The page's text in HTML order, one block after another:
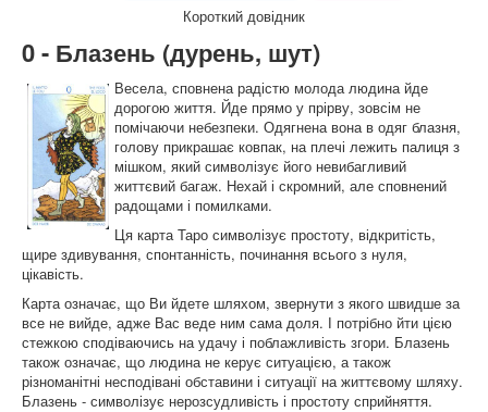
Короткий довідник
0 - Блазень (дурень, шут)
Весела, сповнена радістю молода людина йде
дорогою життя. Йде прямо у прірву, зовсім не
помічаючи небезпеки. Одягнена вона в одяг блазня,
голову прикрашає ковпак, на плечі лежить палиця з
мішком, який символізує його невибагливий
життєвий багаж. Нехай і скромний, але сповнений
радощами і помилками.
Ця карта Таро символізує простоту, відкритість,
щире здивування, спонтанність, починання всього з нуля,
цікавість.
Карта означає, що Ви йдете шляхом, звернути з якого швидше за
все не вийде, адже Вас веде ним сама доля. І потрібно йти цією
стежкою сподіваючись на удачу і поблажливість згори. Блазень
також означає, що людина не керує ситуацією, а також
різноманітні несподівані обставини і ситуації на життєвому шляху.
Блазень - символізує нерозсудливість і простоту сприйняття.